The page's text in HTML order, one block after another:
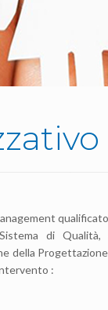
di Qualità,
della
: